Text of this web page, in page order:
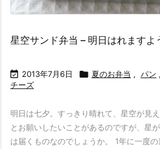
星空サンド弁当 – 明日はれますよ
 2013年7月6日  夏のお弁当 , パン ,
チーズ
明日は七夕。すっきり晴れて、星空が見
とお願いしたいことがあるのですが、星
は届くものなのでしょうか。 1年に一度